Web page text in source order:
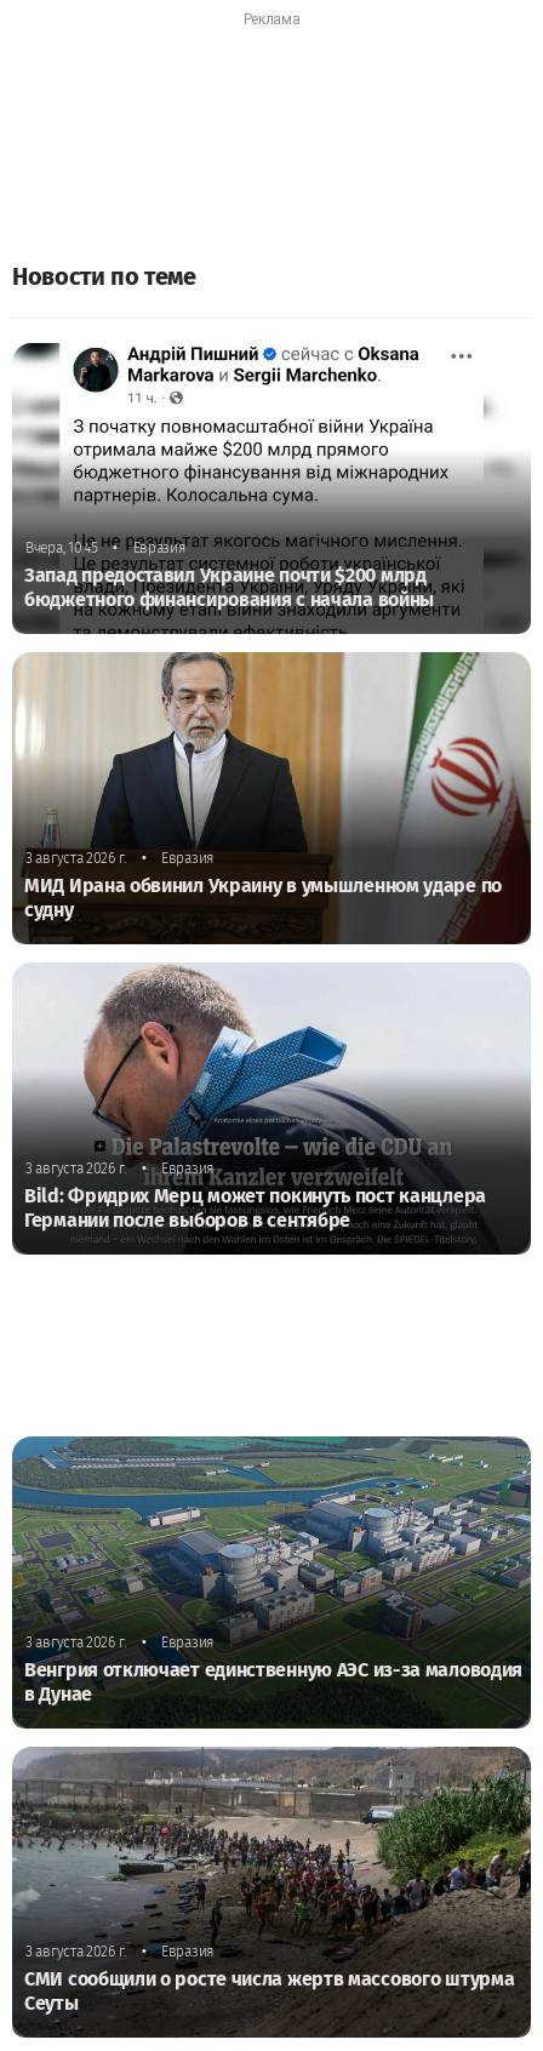
Новости по теме
Вчера, 10:45 • Евразия
Запад предоставил Украине почти $200 млрд
бюджетного финансирования с начала войны
3 августа 2026 г. • Евразия
МИД Ирана обвинил Украину в умышленном ударе по
судну
3 августа 2026 г. • Евразия
Bild: Фридрих Мерц может покинуть пост канцлера
Германии после выборов в сентябре
3 августа 2026 г. • Евразия
Венгрия отключает единственную АЭС из-за маловодия
в Дунае
3 августа 2026 г. • Евразия
СМИ сообщили о росте числа жертв массового штурма
Сеуты